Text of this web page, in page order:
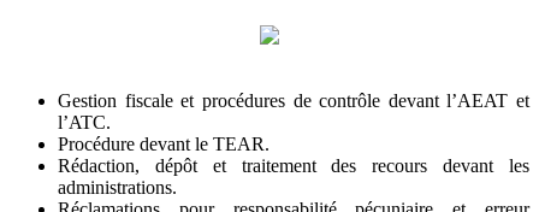
Gestion fiscale et procédures de contrôle devant l’AEAT et
l’ATC.
Procédure devant le TEAR.
Rédaction, dépôt et traitement des recours devant les
administrations.